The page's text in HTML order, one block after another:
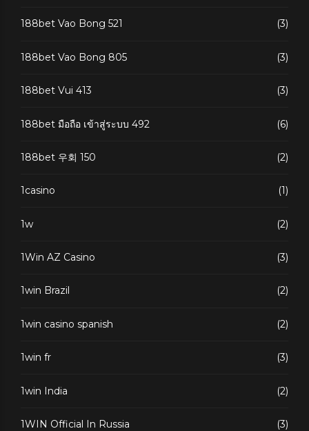
188bet Vao Bong 521 (3)
188bet Vao Bong 805 (3)
188bet Vui 413 (3)
188bet มือถือ เข้าสู่ระบบ 492 (6)
188bet 우회 150 (2)
1casino (1)
1w (2)
1Win AZ Casino (3)
1win Brazil (2)
1win casino spanish (2)
1win fr (3)
1win India (2)
1WIN Official In Russia (3)